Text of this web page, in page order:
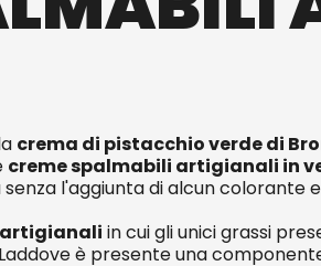
crema di pistacchio verde di
creme spalmabili artigianali in
l'aggiunta di alcun colorante
in cui gli unici grassi
è presente una